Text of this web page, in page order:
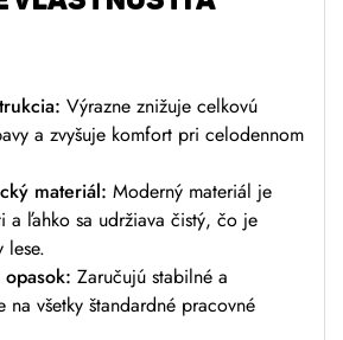
Výrazne znižuje celkovú
a zvyšuje komfort pri celodennom
materiál: Moderný materiál je
a ľahko sa udržiava čistý, čo je
lese.
Zaručujú stabilné a
na všetky štandardné pracovné